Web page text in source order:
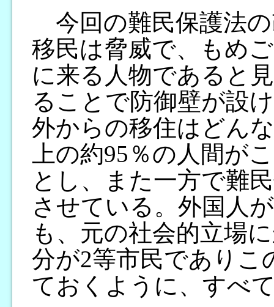
今回の難民保護法
移民は脅威で、もめ
に来る人物であると
ることで防御壁が設
外からの移住はどん
上の約95％の人間が
とし、また一方で難
させている。外国人
も、元の社会的立場
分が2等市民でありこ
ておくように、すべ